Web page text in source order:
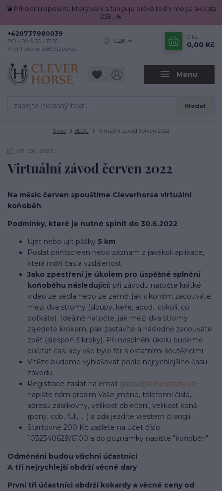
💣 Přírodní repelent, který voní a funguje právě teď v mega akci za
259,-🦟
Menu
CZK
Hledat
+420737880039
PO - PÁ 9.30 - 17.30
Vrchlického 338/3 Liberec
0 ks
0,00 Kč
Úvod BLOG Virtuální závod červen 2022
02 06 2022
Virtuální závod červen 2022
Na měsíc červen spouštíme Cleverhorse virtuální
koňoběh
Podmínky, které je nutné splnit do 30.6.2022
Ujet nebo ujít pěšky 5 km
Poslat printscreen nebo záznam z jakékoli aplikace,
která měří čas a vzdálenost
Jako zpestření je úkolem pro úspěšné splnění
koňoběhu následující: při závodu natočte krátké
video ze sedla nebo ze země, jak s koněm zacouváte
mezi dva stromy (sloupy, keře, apod.. cokoli, co
potkáte). Ideálně natočte, jak mezi dva stromy
zajedete krokem, pak zastavíte a následně zacouváte
zpět (alespoň 3 kroky). Při nesplnění úkolu budeme
přičítat čas, aby vše bylo fér s ostatními soutěžícími.
Vítěze budeme vyhlašovat podle nejrychlejšího času
závodu
Registrace zaslat na email gabca@cleverpony.cz -
napište nám prosím Vaše jméno, telefonní číslo,
adresu zásilkovny, velikost oblečení, velikost koně
(pony, cob, full, ... ) a zda jezdíte western či anglii
Startovné 200 Kč zašlete na účet číslo
1032340629/6100 a do poznámky napište "koňoběh"
Odměněni budou všichni účastníci
A tři nejrychlejší obdrží věcné dary
První tři účastníci obdrží kokardy a věcné ceny od